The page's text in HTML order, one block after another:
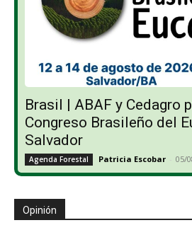
Brasil | ABAF y Cedagro
Congreso Brasileño del
Salvador
Agenda Forestal Patricia Escobar - 05/
Opinión